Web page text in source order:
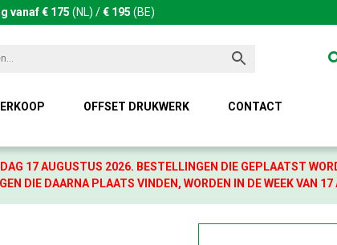
vanaf € 175 (NL) /€ 195 (BE)
OFFSET DRUKWERK CONTACT
17 AUGUSTUS 2026. BESTELLINGEN DIE GEPLAATST
DIE DAARNA PLAATS VINDEN, WORDEN IN DE WEEK VAN